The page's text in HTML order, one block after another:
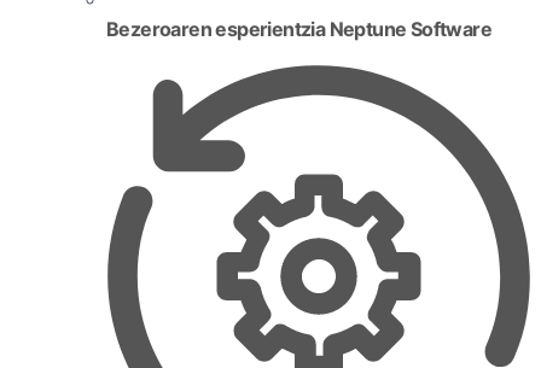
Bezeroaren esperientzia Neptune Software